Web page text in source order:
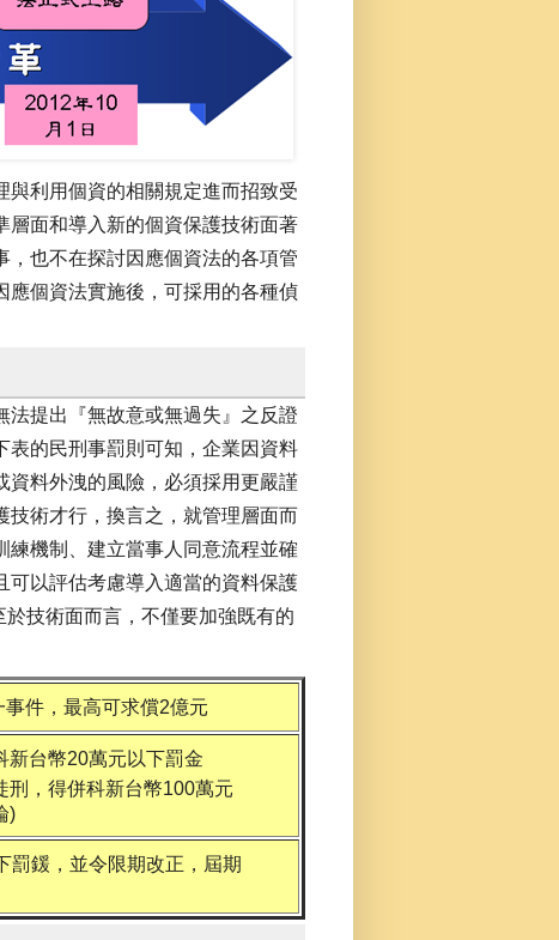
利用個資的相關規定進而招致受
層面和導入新的個資保護技術面著
也不在探討因應個資法的各項管
應個資法實施後，可採用的各種偵
提出『無故意或無過失』之反證
表的民刑事罰則可知，企業因資料
資料外洩的風險，必須採用更嚴謹
技術才行，換言之，就管理層面而
機制、建立當事人同意流程並確
可以評估考慮導入適當的資料保護
技術面而言，不僅要加強既有的
件，最高可求償2億元
新台幣20萬元以下罰金
刑，得併科新台幣100萬元
)
罰鍰，並令限期改正，屆期